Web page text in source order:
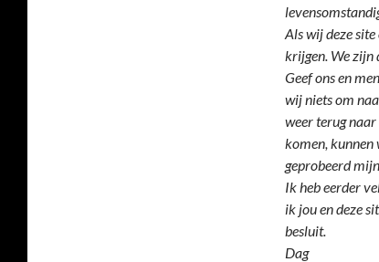
Als wij deze
krijgen. We zijn
Geef ons en
wij niets om
weer terug
komen, kunnen
geprobeerd
Ik heb eerder
ik jou en deze
besluit.
Dag